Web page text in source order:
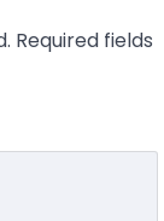
Required fields